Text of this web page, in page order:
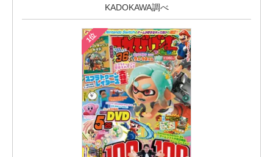
KADOKAWA調べ
1位